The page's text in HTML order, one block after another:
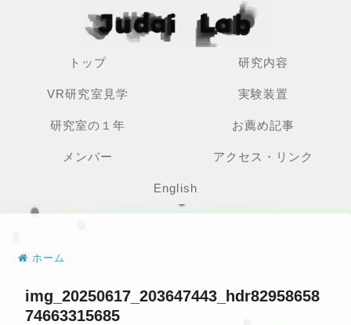
トップ 研究内容
VR研究室見学 実験装置
研究室の１年 お薦め記事
メンバー アクセス・リンク
English
ホーム
img_20250617_203647443_hdr82958658
74663315685